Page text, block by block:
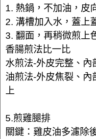
1. 熱鍋，不加油，皮
2. 溝槽加入水，蓋上
3. 翻面，再稍微煎上
香腸煎法比一比
水煎法-外皮完整、
油煎法-外皮焦裂、
上
5.煎雞腿排
關鍵：雞皮油多濾除